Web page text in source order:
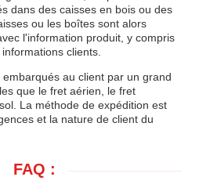
dans des caisses en bois ou des
ou les boîtes sont alors
l'information produit, y compris
clients.
au client par un grand
que le fret aérien, le fret
La méthode de expédition est
et la nature de client du
FAQ :